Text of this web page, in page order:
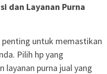
dan Layanan Purna
penting untuk memastikan
Pilih hp yang
layanan purna jual yang